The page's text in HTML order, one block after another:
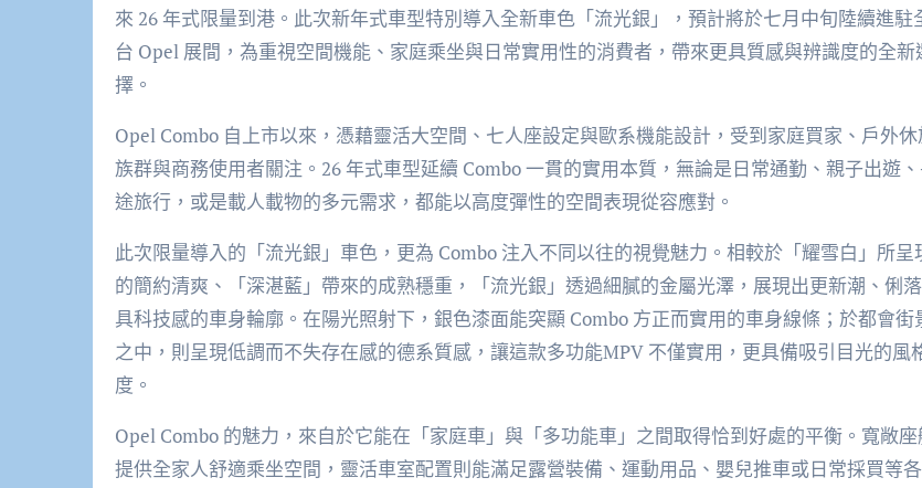
來 26年式限量到港。此次新年式車型特別導入全新車色「流光銀」，預計將於七月中旬陸續進駐
台 Opel 展間，為重視空間機能、家庭乘坐與日常實用性的消費者，帶來更具質感與辨識度的全新
擇。
Opel Combo 自上市以來，憑藉靈活大空間、七人座設定與歐系機能設計，受到家庭買家、 戶外休
族群與商務使用者關注。 26年式車型延續 Combo一貫的實用本質，無論是日常通勤、親子出遊
途旅行，或是載人載物的多元需求，都能以高度彈性的空間表現從容應對。
此次限量導入的「流光銀」車色，更為 Combo 注入不同以往的視覺魅力。相較於「耀雪白」所呈
的簡約清爽、「深湛藍」帶來的成熟穩重，「流光銀」透過細膩的金屬光澤，展現出更新潮、 俐
具科技感的車身輪廓。在陽光照射下， 銀色漆面能突顯 Combo 方正而實用的車身線條；於都會街
之中，則呈現低調而不失存在感的德系質感，讓這款多功能MPV 不僅實用，更具備吸引目光的風
度。
Opel Combo 的魅力，來自於它能在「家庭車」與「多功能車」之間取得恰到好處的平衡。寬敞
提供全家人舒適乘坐空間， 靈活車室配置則能滿足露營裝備、運動用品、嬰兒推車或日常採買等